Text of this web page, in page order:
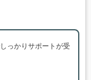
っかりサポートが受